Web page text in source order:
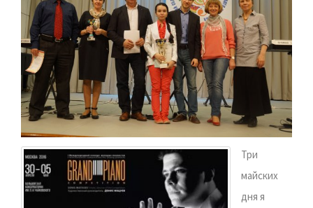
Три
майских
дня я